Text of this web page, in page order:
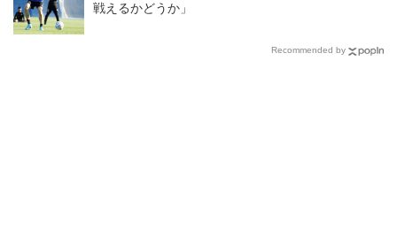
戦えるかどうか」
Recommended by